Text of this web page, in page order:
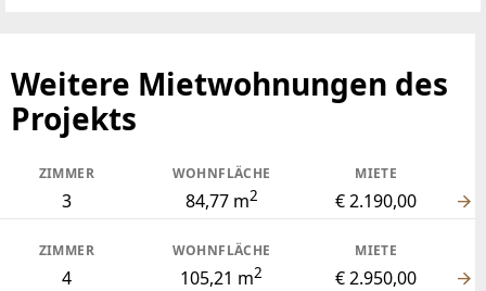
Weitere Mietwohnungen des
Projekts
ZIMMER
3
WOHNFLÄCHE
84,77 m2
MIETE
€ 2.190,00
ZIMMER
4
WOHNFLÄCHE
105,21 m2
MIETE
€ 2.950,00